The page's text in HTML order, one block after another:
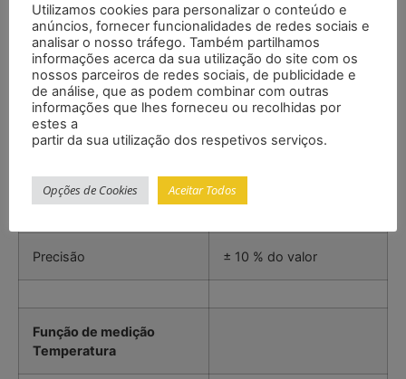
Precisão ± 10 % do valor
Função de medição
TVOC
Resolução 0,001 mg/m³
Precisão ± 10 % do valor
Função de medição
Temperatura
Utilizamos cookies para personalizar o conteúdo e
anúncios, fornecer funcionalidades de redes sociais e
analisar o nosso tráfego. Também partilhamos
informações acerca da sua utilização do site com os
nossos parceiros de redes sociais, de publicidade e
de análise, que as podem combinar com outras
informações que lhes forneceu ou recolhidas por
estes a
partir da sua utilização dos respetivos serviços.
Opções de Cookies Aceitar Todos